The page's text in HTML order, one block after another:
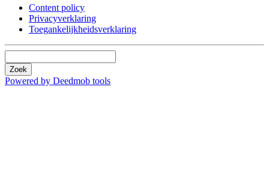
Content policy
Privacyverklaring
Toegankelijkheidsverklaring
Zoek
Powered by Deedmob tools